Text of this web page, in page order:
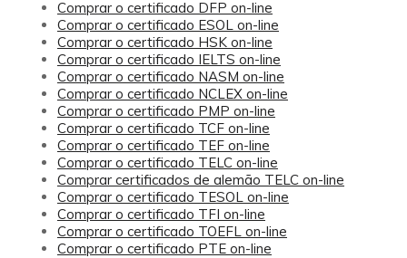
Comprar o certificado DFP on-line
Comprar o certificado ESOL on-line
Comprar o certificado HSK on-line
Comprar o certificado IELTS on-line
Comprar o certificado NASM on-line
Comprar o certificado NCLEX on-line
Comprar o certificado PMP on-line
Comprar o certificado TCF on-line
Comprar o certificado TEF on-line
Comprar o certificado TELC on-line
Comprar certificados de alemão TELC on-line
Comprar o certificado TESOL on-line
Comprar o certificado TFI on-line
Comprar o certificado TOEFL on-line
Comprar o certificado PTE on-line